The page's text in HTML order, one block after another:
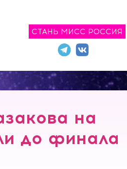
СТАНЬ МИСС РОССИЯ
на
до финала